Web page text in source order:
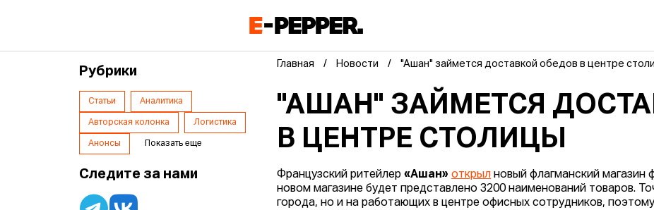
Главная Новости "Ашан" займется доставкой обедов в центре
"АШАН" ЗАЙМЕТСЯ
В ЦЕНТРЕ СТОЛИЦЫ
Французский ритейлер«Ашан» открыл новый флагманский магазин
новом магазине будет представлено 3200 наименований товаров.
города, но и на работающих в центре офисных сотрудников,
Рубрики
Статьи Аналитика
Авторская колонка Логистика
Анонсы Показать еще
Следите за нами